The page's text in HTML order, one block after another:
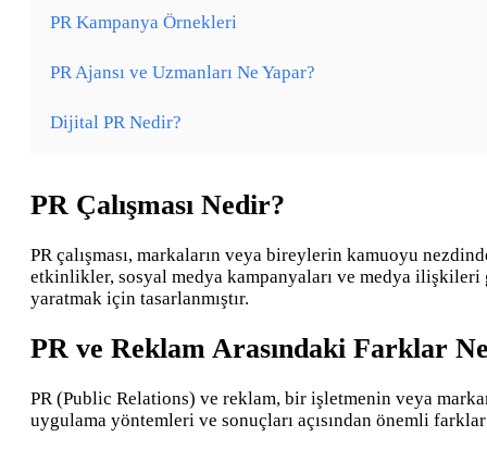
PR Kampanya Örnekleri
PR Ajansı ve Uzmanları Ne Yapar?
Dijital PR Nedir?
PR Çalışması Nedir?
PR çalışması, markaların veya bireylerin kamuoyu
etkinlikler, sosyal medya kampanyaları ve medya
yaratmak için tasarlanmıştır.
PR ve Reklam Arasındaki Farklar
PR (Public Relations) ve reklam, bir işletmenin veya
uygulama yöntemleri ve sonuçları açısından önemli farklar